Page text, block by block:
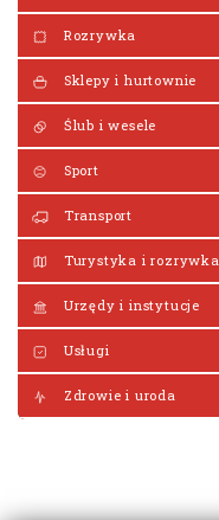
Rozrywka
Sklepy i hurtownie
Ślub i wesele
Sport
Transport
Turystyka i rozrywka
Urzędy i instytucje
Usługi
Zdrowie i uroda